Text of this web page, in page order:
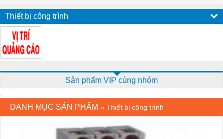
Thiết bị công trình
Sản phẩm VIP cùng nhóm
DANH MỤC SẢN PHẨM » Thiết bị công trình